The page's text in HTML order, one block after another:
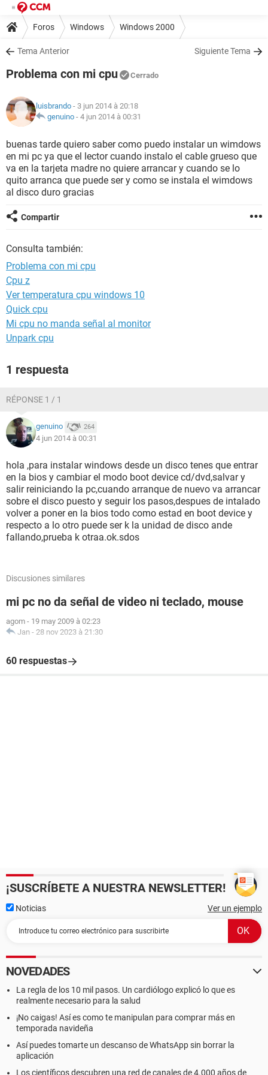
Foros Windows Windows 2000
Tema Anterior Siguiente Tema
Problema con mi cpu Cerrado
luisbrando - 3 jun 2014 à 20:18
genuino - 4 jun 2014 à 00:31
buenas tarde quiero saber como puedo instalar un wimdows
en mi pc ya que el lector cuando instalo el cable grueso que
va en la tarjeta madre no quiere arrancar y cuando se lo
quito arranca que puede ser y como se instala el wimdows
al disco duro gracias
Compartir
Consulta también:
Problema con mi cpu
Cpu z
Ver temperatura cpu windows 10
Quick cpu
Mi cpu no manda señal al monitor
Unpark cpu
1 respuesta
RÉPONSE 1 / 1
genuino 264
4 jun 2014 à 00:31
hola ,para instalar windows desde un disco tenes que entrar
en la bios y cambiar el modo boot device cd/dvd,salvar y
salir reiniciando la pc,cuando arranque de nuevo va arrancar
sobre el disco puesto y seguir los pasos,despues de intalado
volver a poner en la bios todo como estad en boot device y
respecto a lo otro puede ser k la unidad de disco ande
fallando,prueba k otraa.ok.sdos
Discusiones similares
mi pc no da señal de video ni teclado, mouse
agom - 19 may 2009 à 02:23
Jan - 28 nov 2023 à 21:30
60 respuestas
¡SUSCRÍBETE A NUESTRA NEWSLETTER!
Noticias Ver un ejemplo
NOVEDADES
La regla de los 10 mil pasos. Un cardiólogo explicó lo que es
realmente necesario para la salud
¡No caigas! Así es como te manipulan para comprar más en
temporada navideña
Así puedes tomarte un descanso de WhatsApp sin borrar la
aplicación
Los científicos descubren una red de canales de 4.000 años de